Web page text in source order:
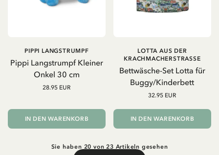
Pippi Langstrumpf Kleiner
Onkel 30 cm
PIPPI LANGSTRUMPF
28.95 EUR
IN DEN WARENKORB
Bettwäsche-Set Lotta für
Buggy/Kinderbett
LOTTA AUS DER
KRACHMACHERSTRASSE
32.95 EUR
IN DEN WARENKORB
Sie haben 20 von 23 Artikeln gesehen